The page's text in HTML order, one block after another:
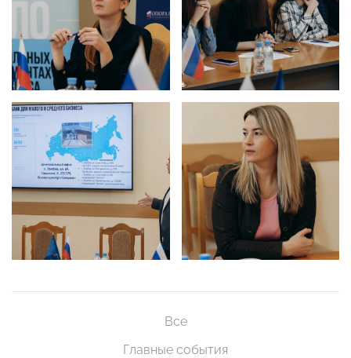
Все
Главные события